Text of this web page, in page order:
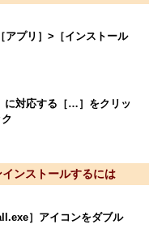
アプリ］>［インストール
に対応する［…］をクリッ
ンストールするには
］アイコンをダブル